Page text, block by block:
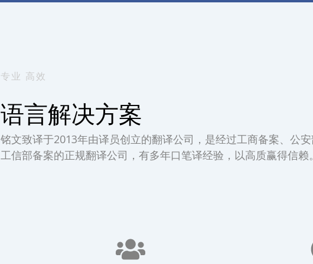
专业 高效
语言解决方案
铭文致译于2013年由译员创立的翻译公司，是经过工商备案、公
工信部备案的正规翻译公司，有多年口笔译经验，以高质赢得信赖。